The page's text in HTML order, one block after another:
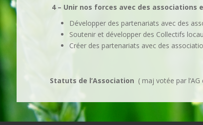
4 – Unir nos forces avec des
Développer des partenariats avec des
Soutenir et développer des Collectifs
Créer des partenariats avec des
Statuts de l’Association ( maj votée par